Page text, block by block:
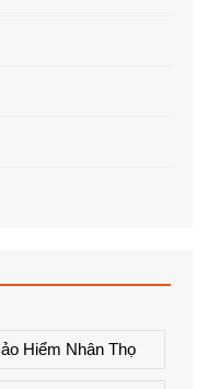
Hiểm Nhân Thọ